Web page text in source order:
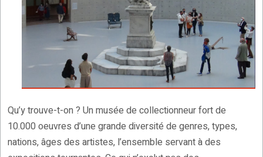
Qu’y trouve-t-on ? Un musée de collectionneur fort de
10.000 oeuvres d’une grande diversité de genres, types,
nations, âges des artistes, l’ensemble servant à des